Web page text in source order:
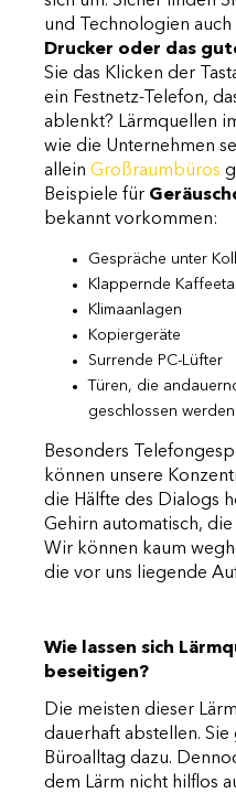
und Technologien
Drucker oder das
Sie das Klicken der
ein Festnetz-Telefon,
ablenkt? Lärmquellen
wie die Unternehmen
allein Großraumbüros
Beispiele für
bekannt vorkommen:
Gespräche unter
Klappernde
Klimaanlagen
Kopiergeräte
Surrende PC-Lüfter
Türen, die
geschlossen werden
Besonders
können unsere
die Hälfte des Dialogs
Gehirn automatisch,
Wir können kaum
die vor uns liegende
Wie lassen sich
beseitigen?
Die meisten dieser
dauerhaft abstellen.
Büroalltag dazu.
dem Lärm nicht hilflos